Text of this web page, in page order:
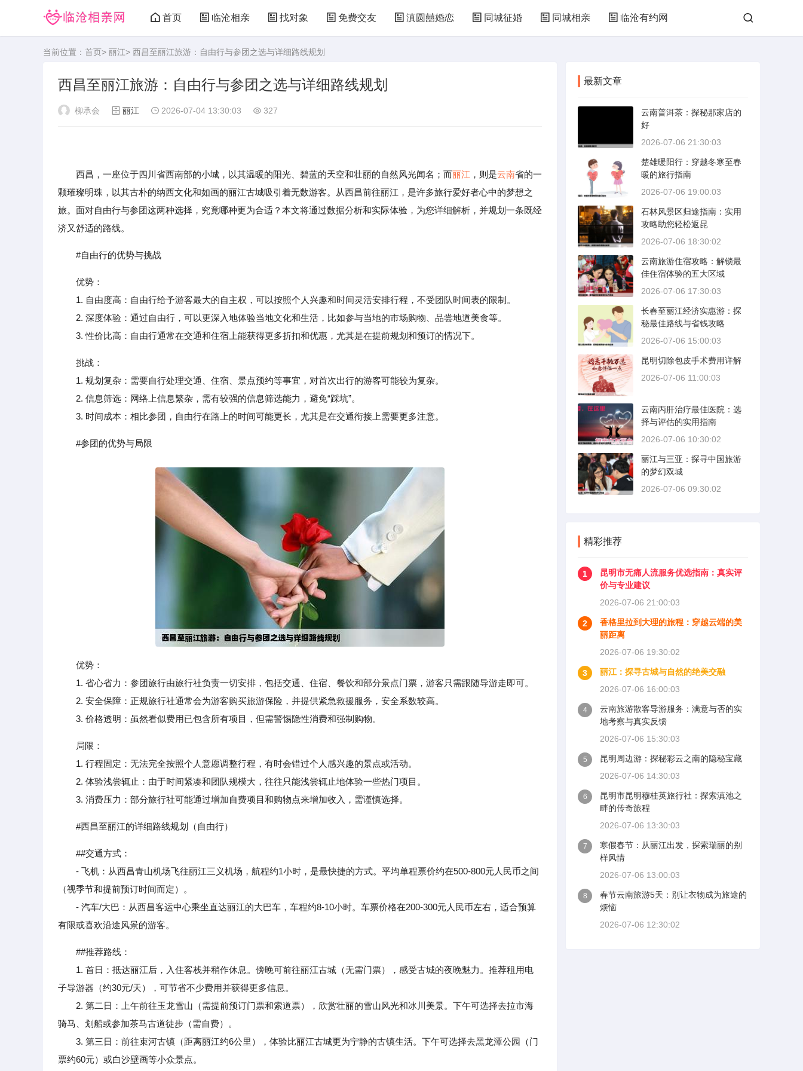
首页 临沧相亲 找对象 免费交友 滇圆囍婚恋 同城征婚 同城相亲 临沧有约网
当前位置： 首页> 丽江> 西昌至丽江旅游：自由行与参团之选与详细路线规划
西昌至丽江旅游：自由行与参团之选与详细路线规划
柳承会 丽江 2026-07-04 13:30:03 327
西昌，一座位于四川省西南部的小城，以其温暖的阳光、碧蓝的天空和壮丽的自然风光闻名；而丽江 ，则是云南省的一
颗璀璨明珠，以其古朴的纳西文化和如画的丽江古城吸引着无数游客。从西昌前往丽江，是许多旅行爱好者心中的梦想之
旅。面对自由行与参团这两种选择，究竟哪种更为合适？本文将通过数据分析和实际体验，为您详细解析，并规划一条既经
济又舒适的路线。
#自由行的优势与挑战
优势：
1. 自由度高：自由行给予游客最大的自主权，可以按照个人兴趣和时间灵活安排行程，不受团队时间表的限制。
2. 深度体验：通过自由行，可以更深入地体验当地文化和生活，比如参与当地的市场购物、品尝地道美食等。
3. 性价比高：自由行通常在交通和住宿上能获得更多折扣和优惠，尤其是在提前规划和预订的情况下。
挑战：
1. 规划复杂：需要自行处理交通、住宿、景点预约等事宜，对首次出行的游客可能较为复杂。
2. 信息筛选：网络上信息繁杂，需有较强的信息筛选能力，避免“踩坑”。
3. 时间成本：相比参团，自由行在路上的时间可能更长，尤其是在交通衔接上需要更多注意。
#参团的优势与局限
优势：
1. 省心省力：参团旅行由旅行社负责一切安排，包括交通、住宿、餐饮和部分景点门票，游客只需跟随导游走即可。
2. 安全保障：正规旅行社通常会为游客购买旅游保险，并提供紧急救援服务，安全系数较高。
3. 价格透明：虽然看似费用已包含所有项目，但需警惕隐性消费和强制购物。
局限：
1. 行程固定：无法完全按照个人意愿调整行程，有时会错过个人感兴趣的景点或活动。
2. 体验浅尝辄止：由于时间紧凑和团队规模大，往往只能浅尝辄止地体验一些热门项目。
3. 消费压力：部分旅行社可能通过增加自费项目和购物点来增加收入，需谨慎选择。
#西昌至丽江的详细路线规划（自由行）
##交通方式：
- 飞机：从西昌青山机场飞往丽江三义机场，航程约1小时，是最快捷的方式。平均单程票价约在500-800元人民币之间
（视季节和提前预订时间而定）。
- 汽车/大巴：从西昌客运中心乘坐直达丽江的大巴车，车程约8-10小时。车票价格在200-300元人民币左右，适合预算
有限或喜欢沿途风景的游客。
##推荐路线：
1. 首日：抵达丽江后，入住客栈并稍作休息。傍晚可前往丽江古城（无需门票），感受古城的夜晚魅力。推荐租用电
子导游器（约30元/天），可节省不少费用并获得更多信息。
2. 第二日：上午前往玉龙雪山（需提前预订门票和索道票），欣赏壮丽的雪山风光和冰川美景。下午可选择去拉市海
骑马、划船或参加茶马古道徒步（需自费）。
3. 第三日：前往束河古镇（距离丽江约6公里），体验比丽江古城更为宁静的古镇生活。下午可选择去黑龙潭公园（门
票约60元）或白沙壁画等小众景点。
最新文章
云南普洱茶：探秘那家店的
好
2026-07-06 21:30:03
楚雄暖阳行：穿越冬寒至春
暖的旅行指南
2026-07-06 19:00:03
石林风景区归途指南：实用
攻略助您轻松返昆
2026-07-06 18:30:02
云南旅游住宿攻略：解锁最
佳住宿体验的五大区域
2026-07-06 17:30:03
长春至丽江经济实惠游：探
秘最佳路线与省钱攻略
2026-07-06 15:00:03
昆明切除包皮手术费用详解
2026-07-06 11:00:03
云南丙肝治疗最佳医院：选
择与评估的实用指南
2026-07-06 10:30:02
丽江与三亚：探寻中国旅游
的梦幻双城
2026-07-06 09:30:02
精彩推荐
1
昆明市无痛人流服务优选指南：真实评
价与专业建议
2026-07-06 21:00:03
2
香格里拉到大理的旅程：穿越云端的美
丽距离
2026-07-06 19:30:02
3
丽江：探寻古城与自然的绝美交融
2026-07-06 16:00:03
4
云南旅游散客导游服务：满意与否的实
地考察与真实反馈
2026-07-06 15:30:03
5
昆明周边游：探秘彩云之南的隐秘宝藏
2026-07-06 14:30:03
6
昆明市昆明穆桂英旅行社：探索滇池之
畔的传奇旅程
2026-07-06 13:30:03
7
寒假春节：从丽江出发，探索瑞丽的别
样风情
2026-07-06 13:00:03
8
春节云南旅游5天：别让衣物成为旅途的
烦恼
2026-07-06 12:30:02